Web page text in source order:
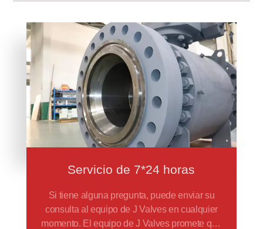
Servicio de 7*24 horas
Si tiene alguna pregunta, puede enviar su
consulta al equipo de J Valves en cualquier
momento. El equipo de J Valves promete que